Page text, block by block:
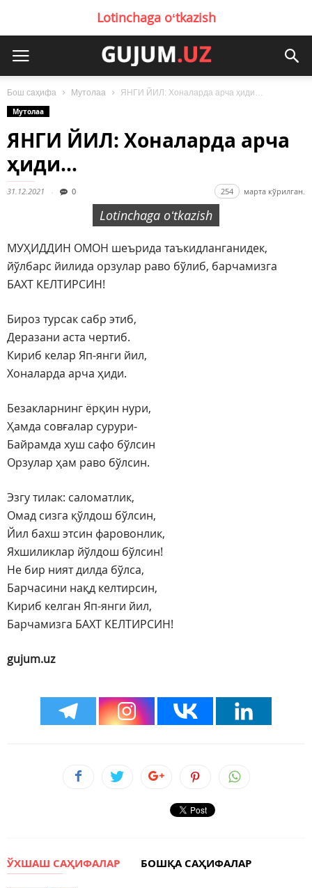
Lotinchaga oʻtkazish
Бош саҳифа Мутолаа
ЯНГИ ЙИЛ: Хоналарда арча ҳиди…
Мутолаа
ЯНГИ ЙИЛ: Хоналарда арча
ҳиди…
31.12.2021 0 254 марта кўрилган.
Lotinchaga oʻtkazish
МУҲИДДИН ОМОН шеърида таъкидланганидек,
йўлбарс йилида орзулар раво бўлиб, барчамизга
БАХТ КЕЛТИРСИН!
Бироз турсак сабр этиб,
Деразани аста чертиб.
Кириб келар Яп-янги йил,
Хоналарда арча ҳиди.
Безакларнинг ёрқин нури,
Ҳамда совғалар сурури-
Байрамда хуш сафо бўлсин
Орзулар ҳам раво бўлсин.
Эзгу тилак: саломатлик,
Омад сизга қўлдош бўлсин,
Йил бахш этсин фаровонлик,
Яхшиликлар йўлдош бўлсин!
Не бир ният дилда бўлса,
Барчасини нақд келтирсин,
Кириб келган Яп-янги йил,
Барчамизга БАХТ КЕЛТИРСИН!
gujum.uz
ЎХШАШ САҲИФАЛАР БОШҚА САҲИФАЛАР